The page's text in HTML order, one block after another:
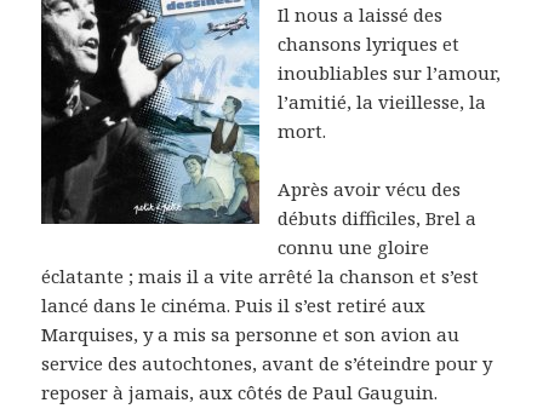
Il nous a laissé des
chansons lyriques et
inoubliables sur l’amour,
l’amitié, la vieillesse, la
mort.
Après avoir vécu des
débuts difficiles, Brel a
connu une gloire
éclatante ; mais il a vite arrêté la chanson et s’est
lancé dans le cinéma. Puis il s’est retiré aux
Marquises, y a mis sa personne et son avion au
service des autochtones, avant de s’éteindre pour y
reposer à jamais, aux côtés de Paul Gauguin.